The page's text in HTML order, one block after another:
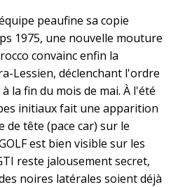
peaufine sa copie
1975, une nouvelle mouture
convainc enfin la
Lessien, déclenchant l'ordre
la fin du mois de mai. À l'été
initiaux fait une apparition
de tête (pace car) sur le
est bien visible sur les
reste jalousement secret,
noires latérales soient déjà